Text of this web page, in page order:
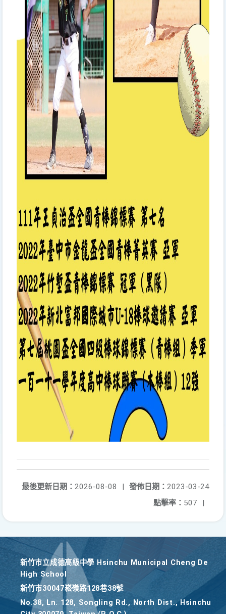
發佈日期： 2023-03-24
最後更新日期： 2026-08-08
|
點擊率： 507 |
新竹巿立成德高級中學 Hsinchu Municipal Cheng De
High School
新竹巿30047崧嶺路128巷38號
No.38, Ln. 128, Songling Rd., North Dist., Hsinchu